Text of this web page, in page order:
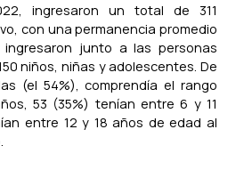
ingresaron un total de 311
con una permanencia promedio
junto a las personas
niños, niñas y adolescentes. De
(el 54%), comprendía el rango
53 (35%) tenían entre 6 y 11
entre 12 y 18 años de edad al